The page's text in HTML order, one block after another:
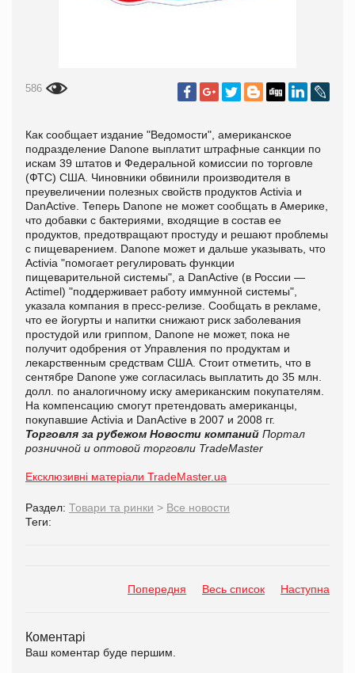
586
Как сообщает издание "Ведомости", американское
подразделение Danone выплатит штрафные санкции по
искам 39 штатов и Федеральной комиссии по торговле
(ФТС) США. Чиновники обвинили производителя в
преувеличении полезных свойств продуктов Activia и
DanActive. Теперь Danone не может сообщать в Америке,
что добавки с бактериями, входящие в состав ее
продуктов, предотвращают простуду и решают проблемы
с пищеварением. Danone может и дальше указывать, что
Activia "помогает регулировать функции
пищеварительной системы", а DanActive (в России —
Actimel) "поддерживает работу иммунной системы",
указала компания в пресс-релизе. Сообщать в рекламе,
что ее йогурты и напитки снижают риск заболевания
простудой или гриппом, Danone не может, пока не
получит одобрения от Управления по продуктам и
лекарственным средствам США. Стоит отметить, что в
сентябре Danone уже согласилась выплатить до 35 млн.
долл. по аналогичному иску американским покупателям.
На компенсацию смогут претендовать американцы,
покупавшие Activia и DanActive в 2007 и 2008 гг.
Торговля за рубежом Новости компаний Портал
розничной и оптовой торговли TradeMaster
Ексклюзивні матеріали TradeMaster.ua
Раздел: Товари та ринки > Все новости
Теги:
Попередня Весь список Наступна
Коментарі
Ваш коментар буде першим.